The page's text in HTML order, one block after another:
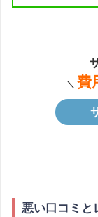
＼ 費
悪い口コミと